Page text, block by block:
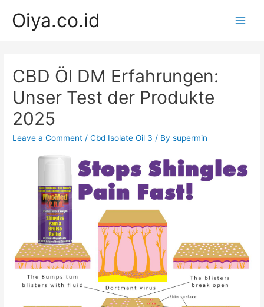
Oiya.co.id
CBD Öl DM Erfahrungen:
Unser Test der Produkte
2025
Leave a Comment /Cbd Isolate Oil 3 / Bysupermin